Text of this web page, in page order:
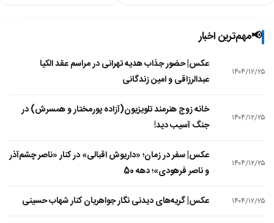
📢مهم‌ترین اخبار
۱۴۰۴/۱۲/۲۵
عکس| حضور جذاب هدیه تهرانی در مراسم عقد الکیا
عبدالرزاقی و امین زندگانی
۱۴۰۴/۱۲/۲۵
خانه زوج هنرمند تلویزیون(آزاده پورمختار و همسرش) در
جنگ آسیب دید!
۱۴۰۴/۱۲/۲۵
عکس| سفر در زمان؛ «داریوش اقبالی» در کنار «ناصر چشم‌آذر
و ناصر فرهودی»؛ دهه 50
۱۴۰۴/۱۲/۲۵ عکس| گریه‌های دیدنی نگار جواهریان کنار شهاب حسینی